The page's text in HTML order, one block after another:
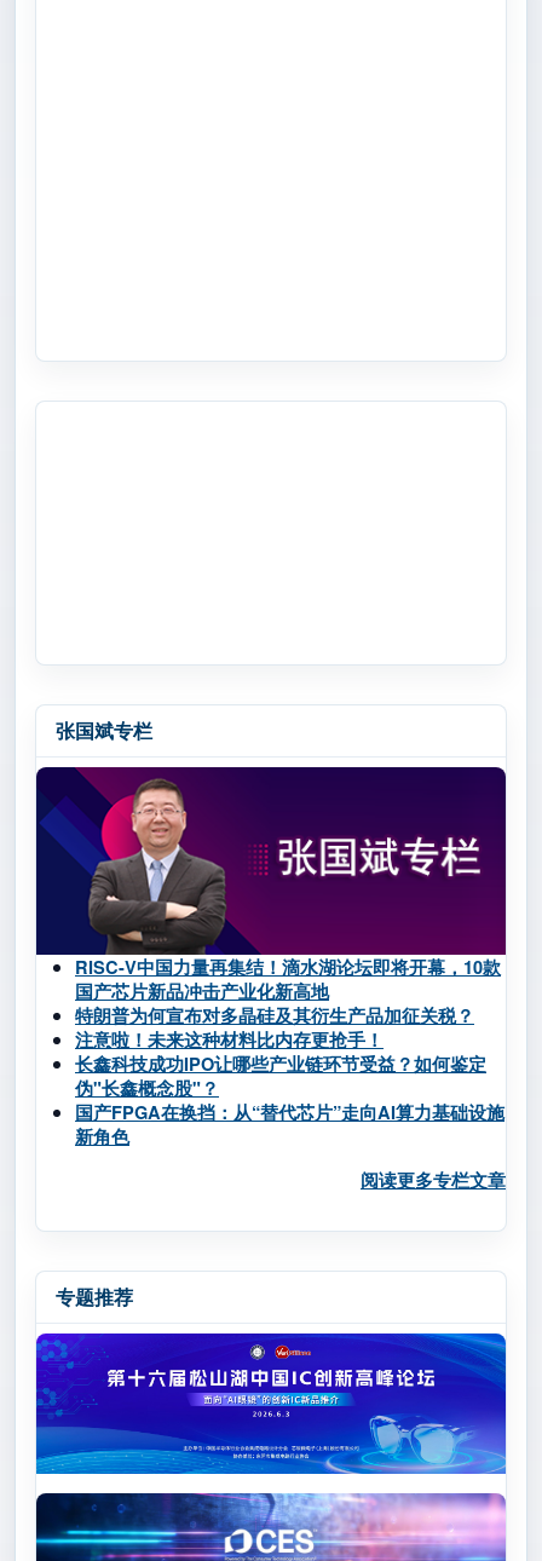
张国斌专栏
RISC-V中国力量再集结！滴水湖论坛即将开幕，10款
国产芯片新品冲击产业化新高地
特朗普为何宣布对多晶硅及其衍生产品加征关税？
注意啦！未来这种材料比内存更抢手！
长鑫科技成功IPO让哪些产业链环节受益？如何鉴定
伪"长鑫概念股"？
国产FPGA在换挡：从“替代芯片”走向AI算力基础设施
新角色
阅读更多专栏文章
专题推荐